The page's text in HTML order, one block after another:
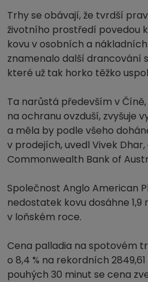
Trhy se obávají, že tvrdší
životního prostředí povedou
kovu v osobních a
znamenalo další drancování
které už tak horko těžko
Ta narůstá především v
na ochranu ovzduší, zvyšuje
a měla by podle všeho
v prodejích, uvedl Vivek
Commonwealth Bank of
Společnost Anglo American
nedostatek kovu dosáhne 1,9
v loňském roce.
Cena palladia na spotovém
o 8,4 % na rekordních 2849,61
pouhých 30 minut se cena